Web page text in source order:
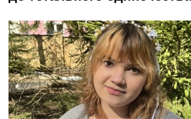
знает, что такое забота и любовь
родителей. Потом в семье случилась
беда – болезнь папы. Мама с детьми
была вынуждена переехать в другую
квартиру условия жизни в которой были
совсем не детские. Женщина поняла,
что справляться с такими трудностями